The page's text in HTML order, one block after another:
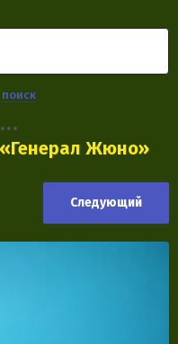
Жюно»
Следующий